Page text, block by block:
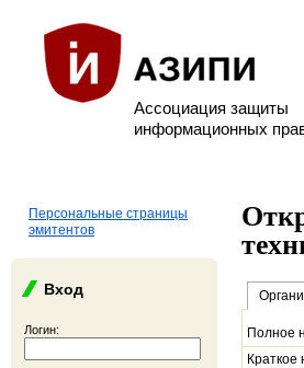
Ассоциация защиты
информационных
Персональные страницы
эмитентов
Вход
Логин: Полное
Краткое